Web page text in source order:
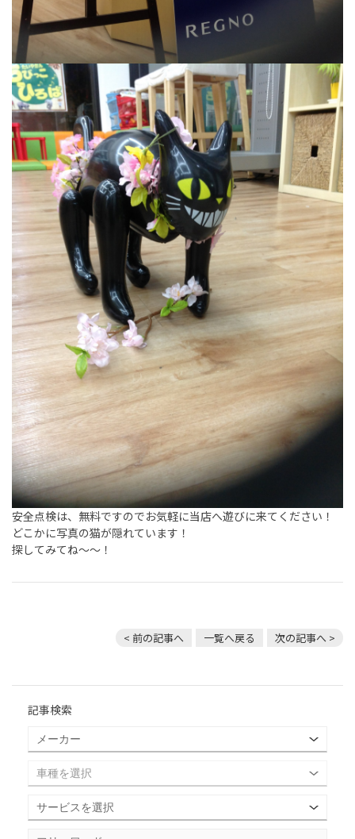
安全点検は、無料ですのでお気軽に当店へ遊びに来てください！
どこかに写真の猫が隠れています！
探してみてね～～！
< 前の記事へ 一覧へ戻る 次の記事へ >
記事検索